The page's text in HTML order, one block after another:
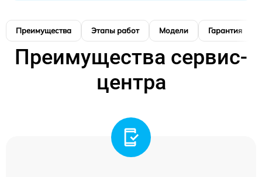
Преимущества Этапы работ Модели Гарантия
Преимущества сервис-
центра